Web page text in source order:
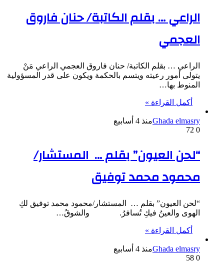
الراعي … بقلم الكاتبة/ حنان فاروق
العجمي
الراعي … بقلم الكاتبة/ حنان فاروق العجمي الراعي مَنْ
يتولى أمور رعيته ويتسم بالحكمة ويكون على قدر المسؤولية
المنوط بها…
أكمل القراءة »
Ghada elmasryمنذ 4 أسابيع
0
“لحن العيون” بقلم … المستشار/
محمود محمد توفيق
“لحن العيون” بقلم … المستشار/محمود محمد توفيق لكِ
الهوى والعينُ فيكِ تُسافرُ. والشوقُ…
أكمل القراءة »
Ghada elmasryمنذ 4 أسابيع
0